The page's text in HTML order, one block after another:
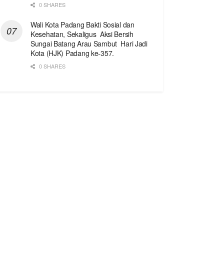
0 SHARES
Wali Kota Padang Bakti Sosial dan
Kesehatan, Sekaligus Aksi Bersih
Sungai Batang Arau Sambut Hari Jadi
Kota (HJK) Padang ke-357.
0 SHARES